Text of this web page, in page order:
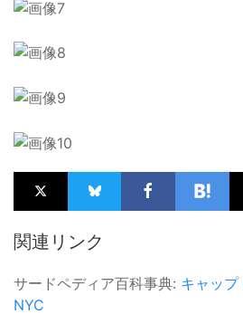
関連リンク
サードペディア百科事典: キャップ
NYC